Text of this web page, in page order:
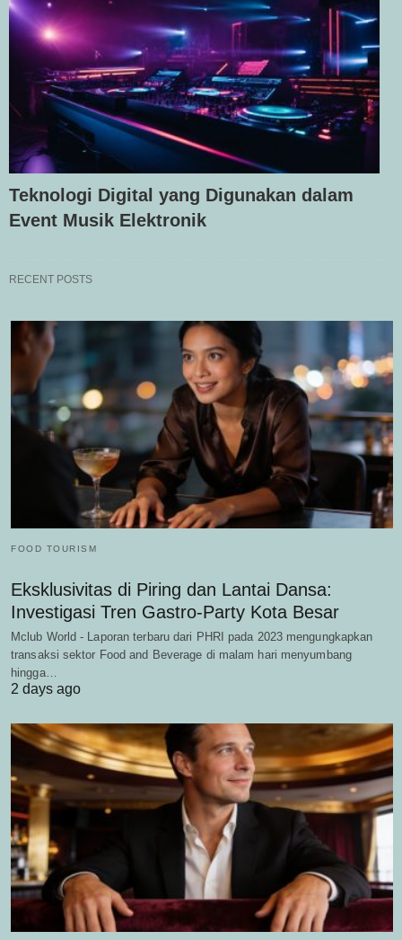
Teknologi Digital yang Digunakan dalam
Event Musik Elektronik
RECENT POSTS
FOOD TOURISM
Eksklusivitas di Piring dan Lantai Dansa:
Investigasi Tren Gastro-Party Kota Besar
Mclub World - Laporan terbaru dari PHRI pada 2023 mengungkapkan
transaksi sektor Food and Beverage di malam hari menyumbang
hingga…
2 days ago